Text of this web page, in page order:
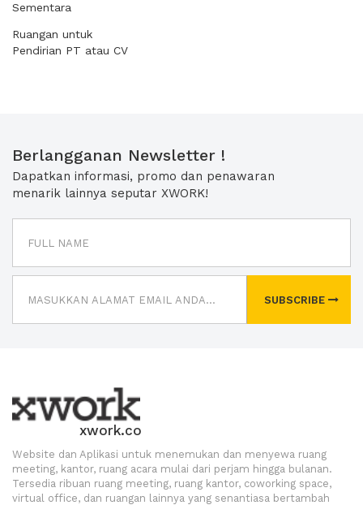
Sementara
Ruangan untuk
Pendirian PT atau CV
Berlangganan Newsletter !
Dapatkan informasi, promo dan penawaran
menarik lainnya seputar XWORK!
SUBSCRIBE
xwork.co
Website dan Aplikasi untuk menemukan dan menyewa ruang
meeting, kantor, ruang acara mulai dari perjam hingga bulanan.
Tersedia ribuan ruang meeting, ruang kantor, coworking space,
virtual office, dan ruangan lainnya yang senantiasa bertambah